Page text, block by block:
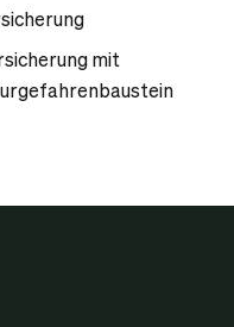
mit